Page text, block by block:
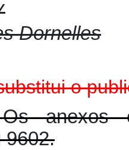
Dornelles
o
Os anexos
9602.